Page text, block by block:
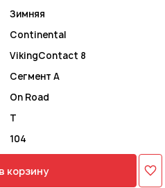
Зимняя
Continental
VikingContact 8
Сегмент A
On Road
T
104
корзину